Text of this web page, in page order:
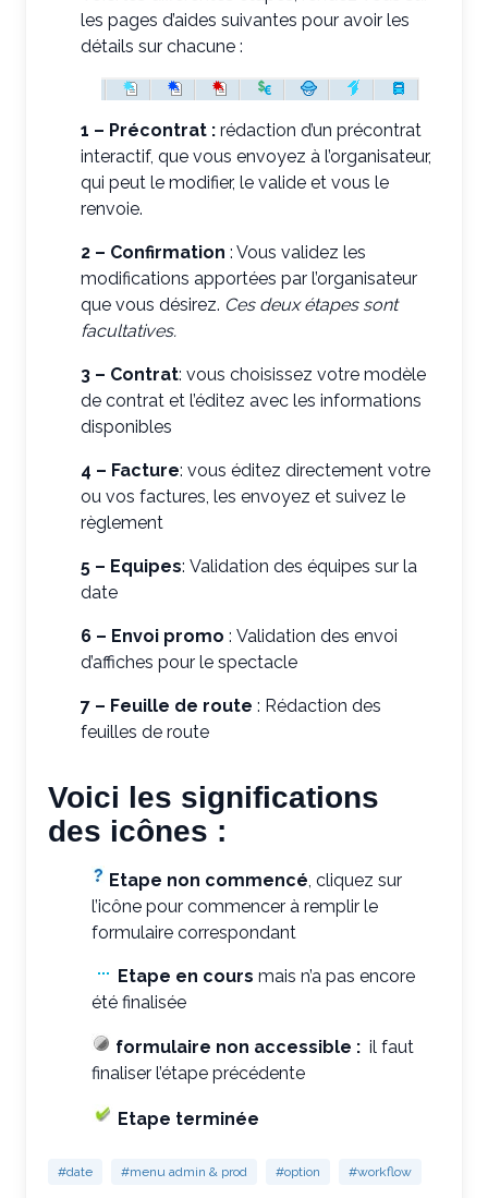
les pages d’aides suivantes pour avoir les
détails sur chacune :
1 – Précontrat : rédaction d’un précontrat
interactif, que vous envoyez à l’organisateur,
qui peut le modifier, le valide et vous le
renvoie.
2 – Confirmation : Vous validez les
modifications apportées par l’organisateur
que vous désirez. Ces deux étapes sont
facultatives.
3 – Contrat: vous choisissez votre modèle
de contrat et l’éditez avec les informations
disponibles
4 – Facture: vous éditez directement votre
ou vos factures, les envoyez et suivez le
règlement
5 – Equipes: Validation des équipes sur la
date
6 – Envoi promo : Validation des envoi
d’affiches pour le spectacle
7 – Feuille de route : Rédaction des
feuilles de route
Voici les significations
des icônes :
Etape non commencé, cliquez sur
l’icône pour commencer à remplir le
formulaire correspondant
Etape en cours mais n’a pas encore
été finalisée
formulaire non accessible : il faut
finaliser l’étape précédente
Etape terminée
#date #menu admin & prod #option #workflow